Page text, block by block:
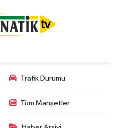
Trafik Durumu
Tüm Manşetler